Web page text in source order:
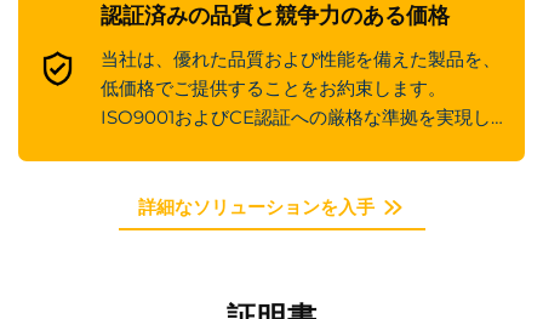
認証済みの品質と競争力のある価格
当社は、優れた品質および性能を備えた製品を、
低価格でご提供することをお約束します。
ISO9001およびCE認証への厳格な準拠を実現し
詳細なソリューションを入手